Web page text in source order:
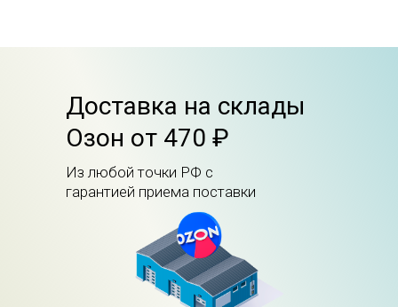
Доставка на склады
Озон от 470 ₽
Из любой точки РФ с
гарантией приема поставки